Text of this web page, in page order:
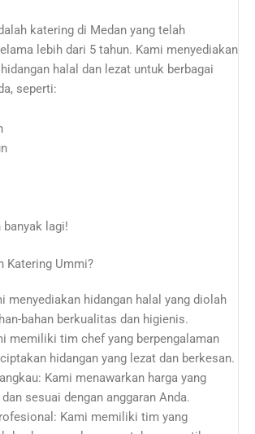
katering di Medan yang telah
lebih dari 5 tahun. Kami menyediakan
halal dan lezat untuk berbagai
seperti:
banyak lagi!
Katering Ummi?
menyediakan hidangan halal yang diolah
bahan berkualitas dan higienis.
memiliki tim chef yang berpengalaman
hidangan yang lezat dan berkesan.
Kami menawarkan harga yang
sesuai dengan anggaran Anda.
Kami memiliki tim yang